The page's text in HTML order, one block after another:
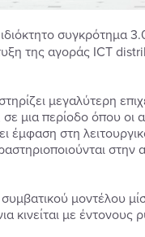
συγκρότημα
της αγοράς ICT
μεγαλύτερη
μια περίοδο όπου οι
έμφαση στη
μοντέλου
κινείται με